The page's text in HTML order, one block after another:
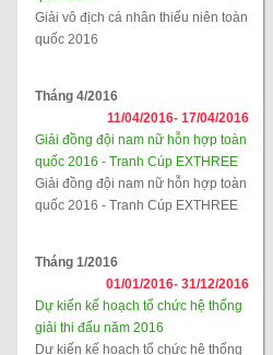
Giải vô địch cá nhân thiếu niên toàn
quốc 2016
Tháng 4/2016
11/04/2016- 17/04/2016
Giải đồng đội nam nữ hỗn hợp toàn
quốc 2016 - Tranh Cúp EXTHREE
Giải đồng đội nam nữ hỗn hợp toàn
quốc 2016 - Tranh Cúp EXTHREE
Tháng 1/2016
01/01/2016- 31/12/2016
Dự kiến kế hoạch tổ chức hệ thống
giải thi đấu năm 2016
Dự kiến kế hoạch tổ chức hệ thống